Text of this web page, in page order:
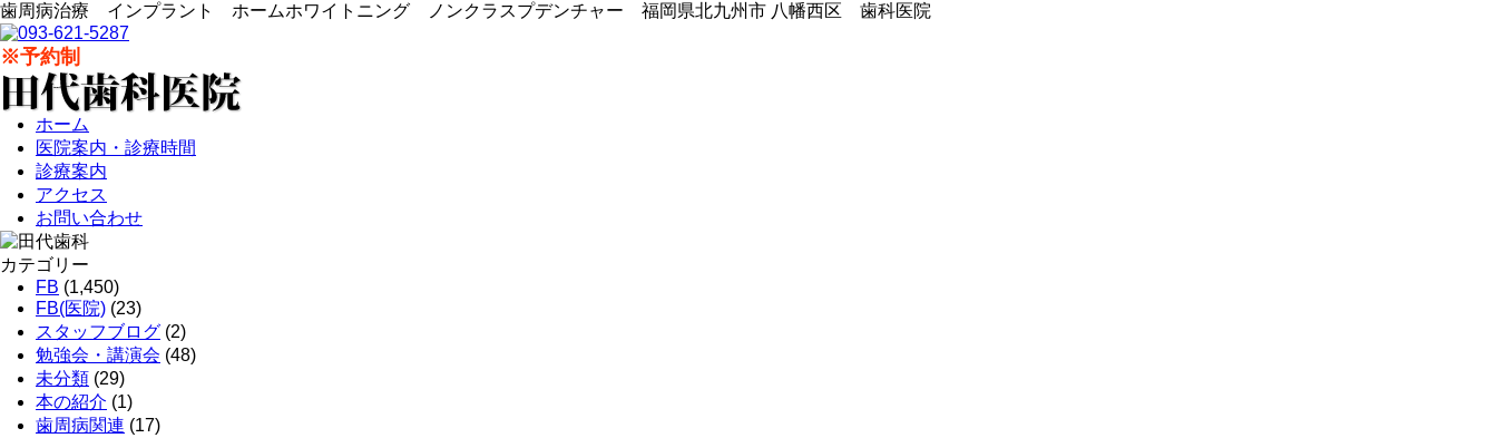
歯周病治療 インプラント ホームホワイトニング ノンクラスプデンチャー 福岡県北九州市 八幡西区 歯科医院
※予約制
ホーム
医院案内・診療時間
診療案内
アクセス
お問い合わせ
カテゴリー
FB (1,450)
FB(医院) (23)
スタッフブログ (2)
勉強会・講演会 (48)
未分類 (29)
本の紹介 (1)
歯周病関連 (17)